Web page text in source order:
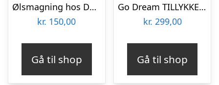
Ølsmagning hos DagmarBryggeriet
kr. 150,00
Gå til shop
Go Dream TILLYKKE MED FØDSELSDAGEN 299, Oplevelsesgaver, MULTITHEMATIC , Gavekort, Gaveidé
kr. 299,00
Gå til shop